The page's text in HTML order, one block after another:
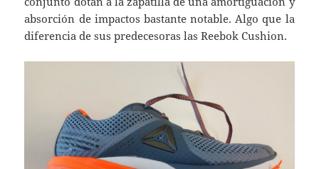
absorción de impactos bastante notable. Algo que la
diferencia de sus predecesoras las Reebok Cushion.